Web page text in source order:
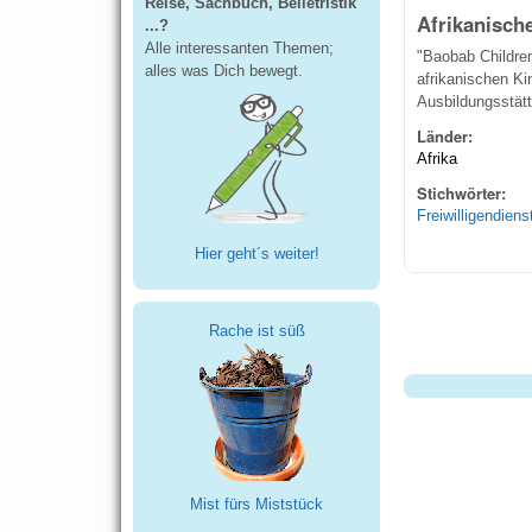
"Baobab
afrikanischen
Länder:
Afrika
Stichwörter:
...?
Alle interessanten Themen;
alles was Dich bewegt.
Hier geht´s weiter!
Rache ist süß
Mist fürs Miststück